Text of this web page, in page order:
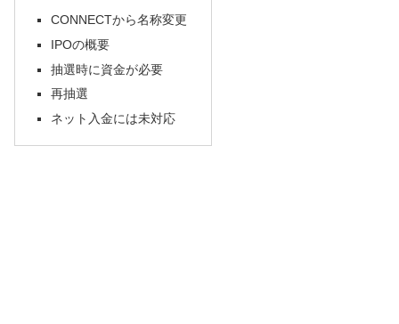
CONNECTから名称変更
IPOの概要
抽選時に資金が必要
再抽選
ネット入金には未対応